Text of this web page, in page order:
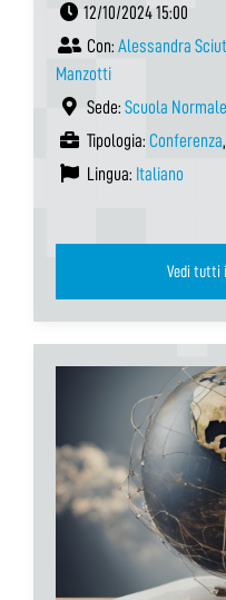
12/10/2024 15:00
Con: Alessandra
Manzotti
Sede: Scuola
Tipologia: Conferenza,
Lingua: Italiano
Vedi tutti